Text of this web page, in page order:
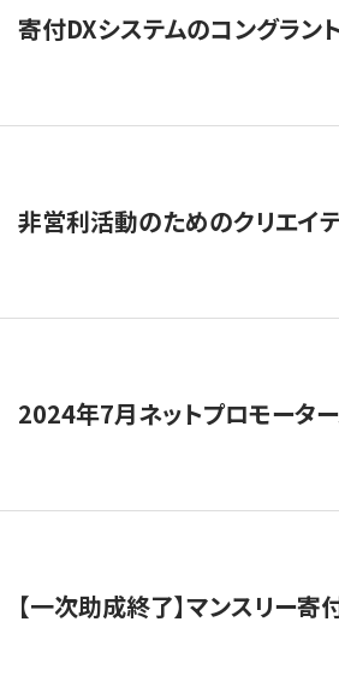
寄付DXシステムのコングラン
非営利活動のためのクリエイ
2024年7月ネットプロモータ
【一次助成終了】マンスリー